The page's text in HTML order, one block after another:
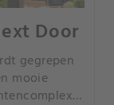
Door
gegrepen
mooie